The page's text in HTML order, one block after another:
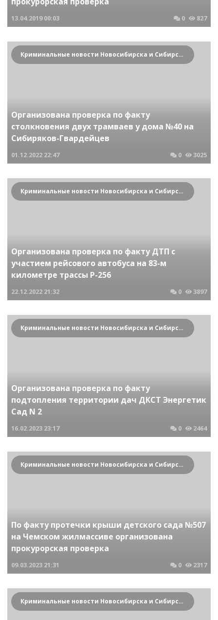
13.04.2019 00:03 0 827
Криминальные новости Новосибирска и Сибирского региона
Организована проверка по факту
столкновения двух трамваев у дома №40 на
Сибиряков-Гвардейцев
01.12.2022 22:47 0 3025
Криминальные новости Новосибирска и Сибирского региона
Организована проверка по факту ДТП с
участием рейсового автобуса на 83-м
километре трассы Р-256
22.12.2022 21:32 0 3897
Криминальные новости Новосибирска и Сибирского региона
Организована проверка по факту
подтопления территории дач ДКСТ Энергетик
Сад N 2
16.02.2023 23:17 0 2464
Криминальные новости Новосибирска и Сибирского региона
По факту протечки крыши детского сада №507
на Чемском жилмассиве организована
прокурорская проверка
09.03.2023 21:31 0 2317
Криминальные новости Новосибирска и Сибирского региона